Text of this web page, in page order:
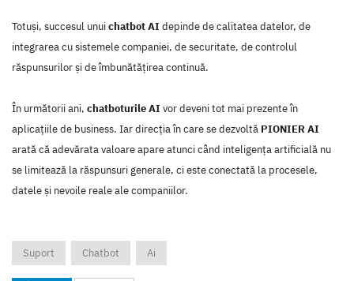
Totuși, succesul unuichatbot AI depinde de calitatea datelor, de
integrarea cu sistemele companiei, de securitate, de controlul
răspunsurilor și de îmbunătățirea continuă.
În următorii ani, chatboturile AI vor deveni tot mai prezente în
aplicațiile de business. Iar direcția în care se dezvoltă PIONIER AI
arată că adevărata valoare apare atunci când inteligența artificială nu
se limitează la răspunsuri generale, ci este conectată la procesele,
datele și nevoile reale ale companiilor.
Suport Chatbot Ai